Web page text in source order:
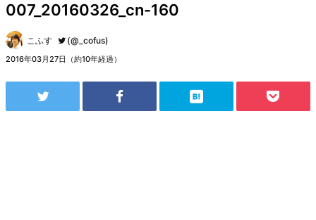
007_20160326_cn-160
こふす (@_cofus)
2016年03月27日（約10年経過）